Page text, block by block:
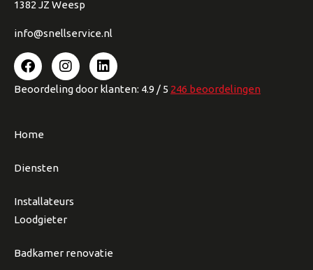
1382 JZ Weesp
info@snellservice.nl
Beoordelingdoor klanten: 4.9 / 5 246 beoordelingen
Home
Diensten
Installateurs
Loodgieter
Badkamer renovatie